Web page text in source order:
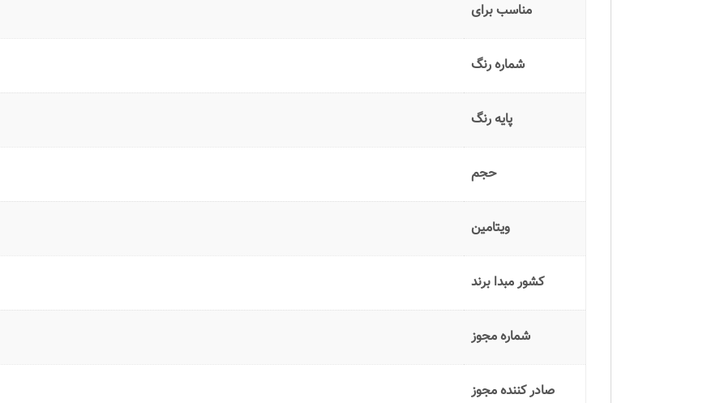
مناسب برای
شماره رنگ
پایه رنگ
حجم
ویتامین
کشور مبدا برند
شماره مجوز
صادر کننده مجوز